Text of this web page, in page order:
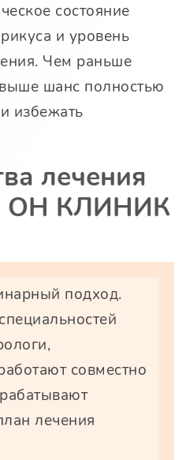
состояние
и уровень
Чем раньше
шанс полностью
избежать
лечения
ОН КЛИНИК
подход.
совместно
лечения